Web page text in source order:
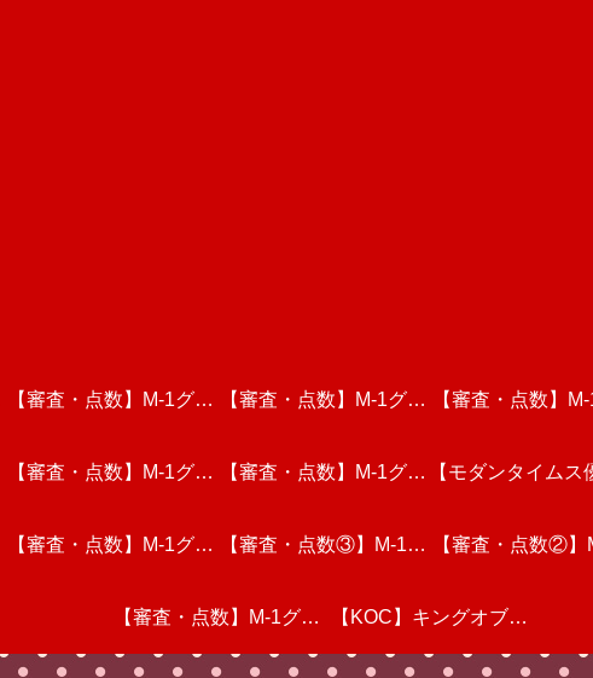
【審査・点数】M-1グラ
ンプリ2024・敗者復活
戦を視聴しての個人的な
感想 #M1グランプリ
【審査・点数】M-1グラ
ンプリ2024・三回戦動
画を視聴しての個人的な
感想
【審査・点数】
ンプリ2024・一
画を視聴しての個
感想
【審査・点数】M-1グラ
ンプリ2023・一回戦(後
半)動画を視聴しての個
【審査・点数】M-1グラ
ンプリ2023・一回戦(前
半)動画を視聴しての個
【モダンタイムス
G-1崖っぷちNo.1
プリを視聴した感
【審査・点数】M-1グラ
ンプリ2022・準々決勝
【審査・点数③】M-1グ
ランプリ2022・三回戦
【審査・点数②】
ランプリ2022・
【審査・点数】M-1グラ 【KOC】キングオブコ